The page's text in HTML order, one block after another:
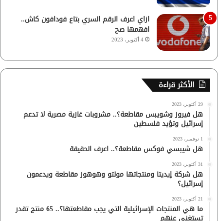
ازاي اعرف الرقم السري بتاع فودافون كاش..
افهمها صح
4 أكتوبر، 2023
الأكثر قراءة
29 أكتوبر، 2023
هل فيروز وشويبس مقاطعة؟.. مشروبات غازية مصرية لا تدعم
إسرائيل وتؤيد فلسطين
1 نوفمبر، 2023
هل شيبسي فوكس مقاطعة؟.. اعرف الحقيقة
31 أكتوبر، 2023
هل شركة إيديتا ومنتجاتها مولتو وهوهوز مقاطعة ويدعمون
إسرائيل؟
21 أكتوبر، 2023
ما هي المنتجات الإسرائيلية التي يجب مقاطعتها؟.. 65 منتج تقدر